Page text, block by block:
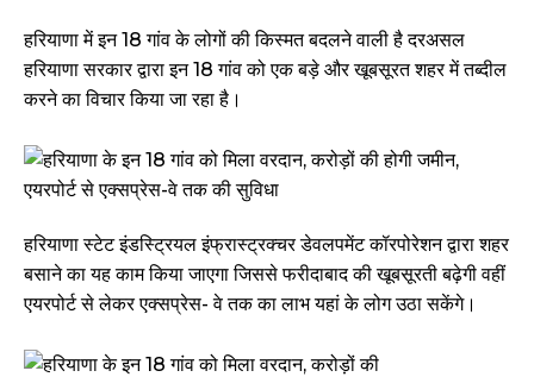
हरियाणा में इन 18 गांव के लोगों की किस्मत बदलने वाली है दरअसल
हरियाणा सरकार द्वारा इन 18 गांव को एक बड़े और खूबसूरत शहर में तब्दील
करने का विचार किया जा रहा है।
हरियाणा स्टेट इंडस्ट्रियल इंफ्रास्ट्रक्चर डेवलपमेंट कॉरपोरेशन द्वारा शहर
बसाने का यह काम किया जाएगा जिससे फरीदाबाद की खूबसूरती बढ़ेगी वहीं
एयरपोर्ट से लेकर एक्सप्रेस- वे तक का लाभ यहां के लोग उठा सकेंगे।